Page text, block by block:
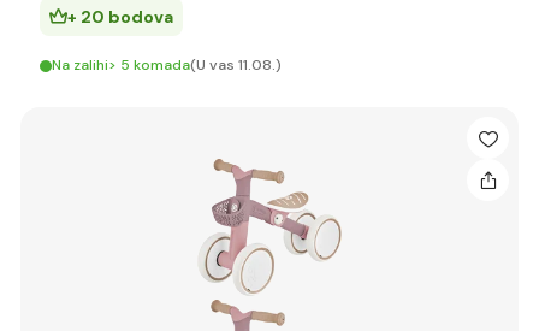
+ 20 bodova
Na zalihi> 5 komada(U vas 11.08.)